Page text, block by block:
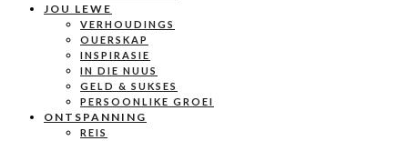
JOU LEWE
VERHOUDINGS
OUERSKAP
INSPIRASIE
IN DIE NUUS
GELD & SUKSES
PERSOONLIKE GROEI
ONTSPANNING
REIS